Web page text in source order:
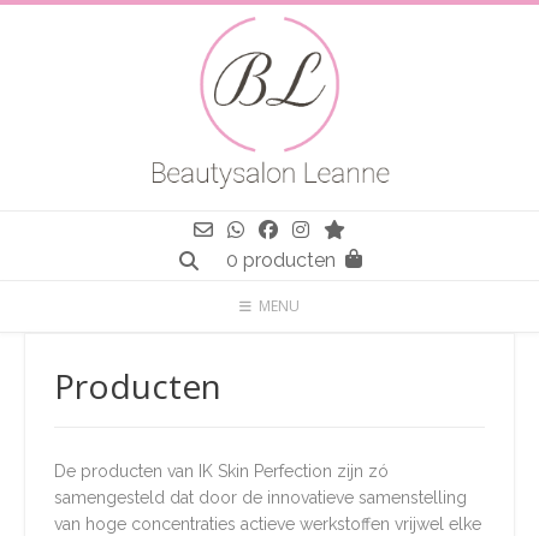
0 producten
MENU
Producten
De producten van IK Skin Perfection zijn zó
samengesteld dat door de innovatieve samenstelling
van hoge concentraties actieve werkstoffen vrijwel elke